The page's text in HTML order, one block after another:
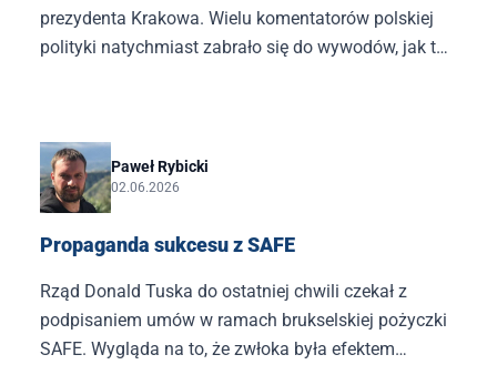
prezydenta Krakowa. Wielu komentatorów polskiej
polityki natychmiast zabrało się do wywodów, jak to
Paweł Rybicki
02.06.2026
Propaganda sukcesu z SAFE
Rząd Donald Tuska do ostatniej chwili czekał z
podpisaniem umów w ramach brukselskiej pożyczki
SAFE. Wygląda na to, że zwłoka była efektem